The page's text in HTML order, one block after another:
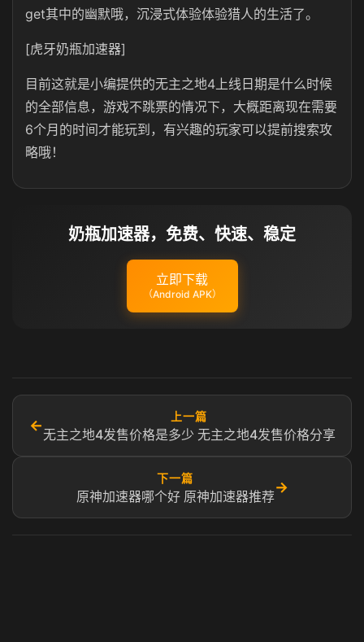
get其中的幽默哦，沉浸式体验体验猎人的生活了。
[虎牙奶瓶加速器]
目前这就是小编提供的无主之地4上线日期是什么时候
的全部信息，游戏不跳票的情况下，大概距离现在需要
6个月的时间才能玩到，有兴趣的玩家可以提前搜索攻
略哦！
奶瓶加速器，免费、快速、稳定
立即下载
（Android APK）
←
上一篇
无主之地4发售价格是多少 无主之地4发售价格分享
下一篇
原神加速器哪个好 原神加速器推荐
→